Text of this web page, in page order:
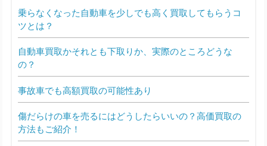
乗らなくなった自動車を少しでも高く買取してもらうコ
ツとは？
自動車買取かそれとも下取りか、実際のところどうな
の？
事故車でも高額買取の可能性あり
傷だらけの車を売るにはどうしたらいいの？高価買取の
方法もご紹介！